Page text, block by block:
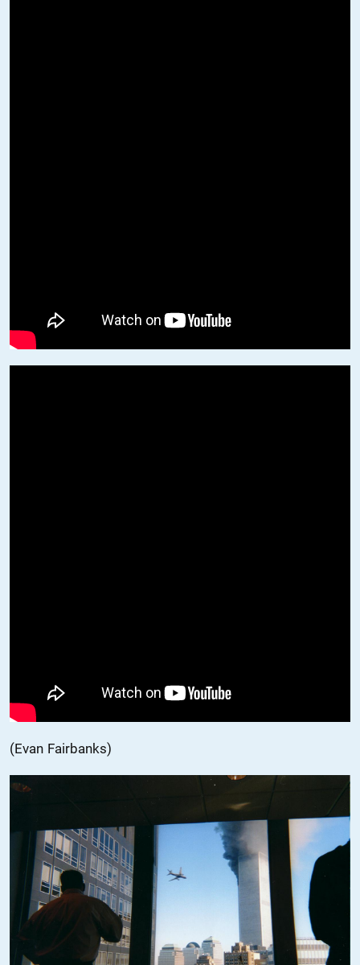
(Evan Fairbanks)